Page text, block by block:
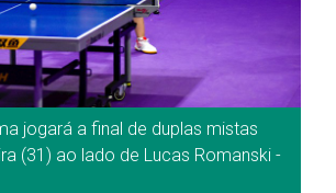
jogará a final de duplas mistas
(31) ao lado de Lucas Romanski -